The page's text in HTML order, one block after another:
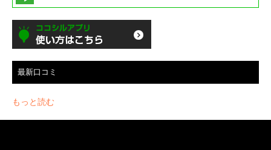
最新口コミ
もっと読む